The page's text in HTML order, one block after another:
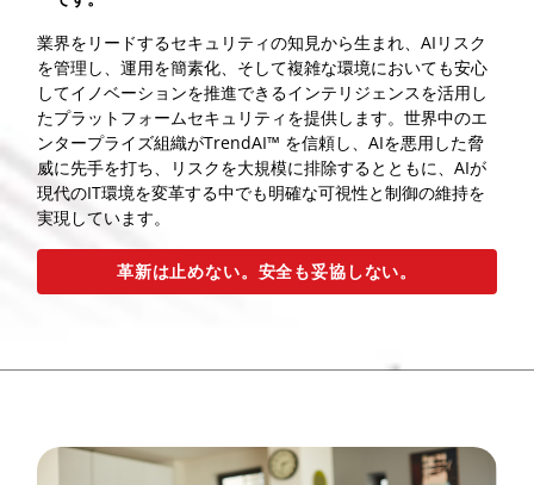
業界をリードするセキュリティの知見から生まれ、AIリスク
を管理し、運用を簡素化、そして複雑な環境においても安心
してイノベーションを推進できるインテリジェンスを活用し
たプラットフォームセキュリティを提供します。世界中のエ
ンタープライズ組織がTrendAI™ を信頼し、AIを悪用した脅
威に先手を打ち、リスクを大規模に排除するとともに、AIが
現代のIT環境を変革する中でも明確な可視性と制御の維持を
実現しています。
革新は止めない。安全も妥協しない。